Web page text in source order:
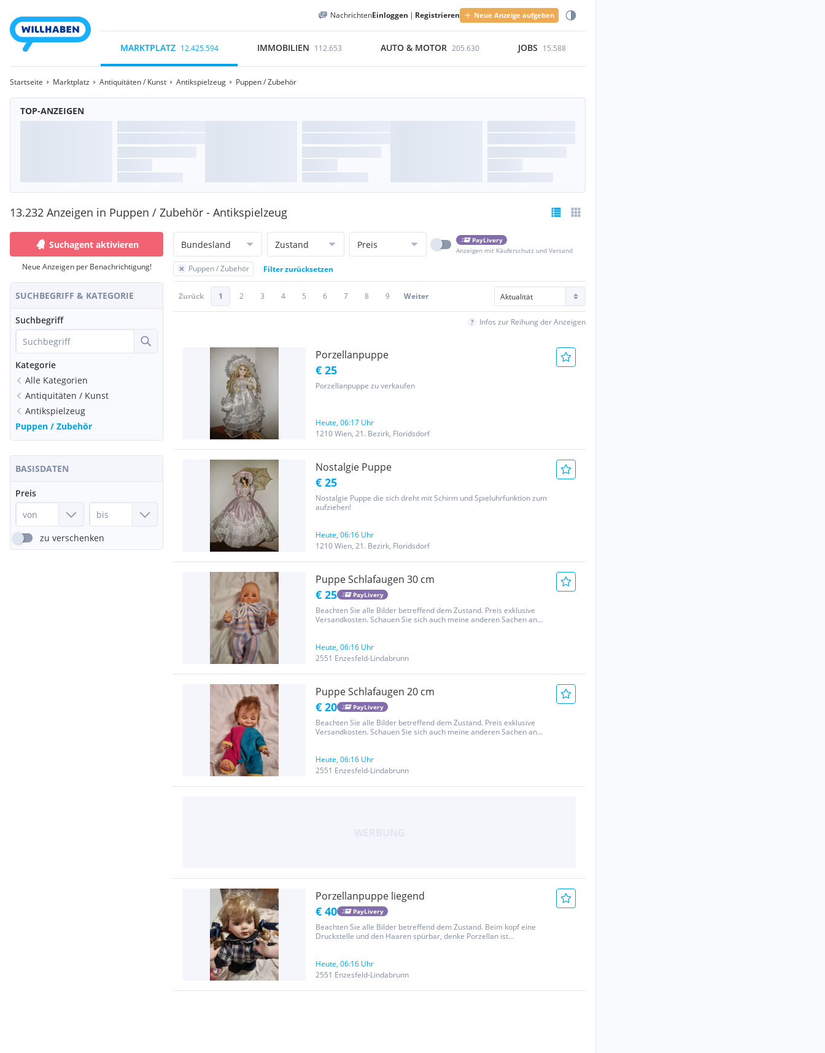
NachrichtenEinloggen | Registrieren Neue Anzeige aufgeben
MARKTPLATZ 12.425.594 IMMOBILIEN 112.653 AUTO & MOTOR 205.630 JOBS 15.588
Startseite Marktplatz Antiquitäten / Kunst Antikspielzeug Puppen / Zubehör
TOP-ANZEIGEN
13.232 Anzeigen in Puppen / Zubehör - Antikspielzeug
Suchagent aktivieren
Neue Anzeigen per Benachrichtigung!
SUCHBEGRIFF & KATEGORIE
Suchbegriff
Kategorie
Alle Kategorien
Antiquitäten / Kunst
Antikspielzeug
Puppen / Zubehör
BASISDATEN
Preis
zu verschenken
Bundesland Zustand Preis
PayLivery
Anzeigen mit Käuferschutz und Versand
Puppen / Zubehör Filter zurücksetzen
Zurück 1 2 3 4 5 6 7 8 9 Weiter
Infos zur Reihung der Anzeigen
Porzellanpuppe
€ 25
Porzellanpuppe zu verkaufen
Heute, 06:17 Uhr
1210 Wien, 21. Bezirk, Floridsdorf
Nostalgie Puppe
€ 25
Nostalgie Puppe die sich dreht mit Schirm und Spieluhrfunktion zum
aufziehen!
Heute, 06:16 Uhr
1210 Wien, 21. Bezirk, Floridsdorf
Puppe Schlafaugen 30 cm
€ 25 PayLivery
Beachten Sie alle Bilder betreffend dem Zustand. Preis exklusive
Versandkosten. Schauen Sie sich auch meine anderen Sachen an
Heute, 06:16 Uhr
2551 Enzesfeld-Lindabrunn
Puppe Schlafaugen 20 cm
€ 20 PayLivery
Beachten Sie alle Bilder betreffend dem Zustand. Preis exklusive
Versandkosten. Schauen Sie sich auch meine anderen Sachen an
Heute, 06:16 Uhr
2551 Enzesfeld-Lindabrunn
Porzellanpuppe liegend
€ 40 PayLivery
Beachten Sie alle Bilder betreffend dem Zustand. Beim kopf eine
Druckstelle und den Haaren spürbar, denke Porzellan ist
sich um...
Heute, 06:16 Uhr
2551 Enzesfeld-Lindabrunn